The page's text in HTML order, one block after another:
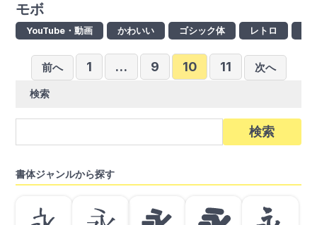
モボ
YouTube・動画 かわいい ゴシック体 レトロ
投
稿
ペ
ー
送
り
前へ 1 … 9 10 11 次へ
検索
書体ジャンルから探す